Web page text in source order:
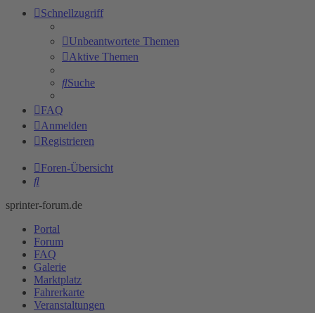
Schnellzugriff
Unbeantwortete Themen
Aktive Themen
Suche
FAQ
Anmelden
Registrieren
Foren-Übersicht
Suche
sprinter-forum.de
Portal
Forum
FAQ
Galerie
Marktplatz
Fahrerkarte
Veranstaltungen